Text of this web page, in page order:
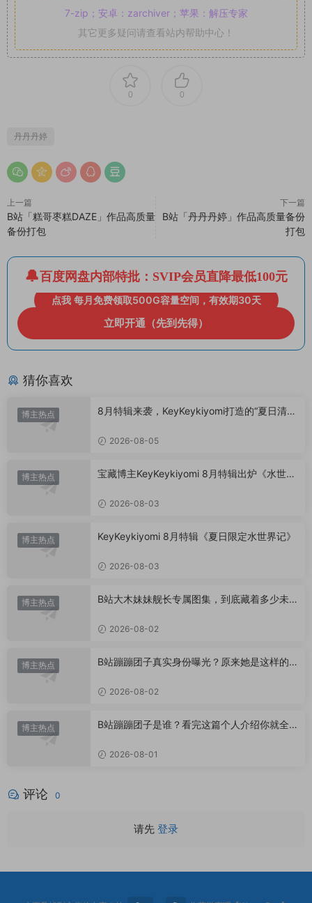
7-zip；安卓：zarchiver；苹果：解压专家
其它更多疑问请查看站内帮助中心！
0 0
丹丹丹婷
上一篇
B站「糕哥枣糕DAZE」作品高质量
备份打包
下一篇
B站「丹丹丹婷」作品高质量备份
打包
百度网盘内部特批：SVIP会员直降最低100元
点我 每月免费领取500G容量空间，有效期30天
立即开通（先到先得）
猜你喜欢
博主热点
8月特辑来袭，KeyKeykiyomi打造的“夏日清凉
2026-08-05
博主热点
宝藏博主KeyKeykiyomi 8月特辑出炉《水世界
2026-08-03
博主热点 KeyKeykiyomi 8月特辑《夏日限定水世界记》
2026-08-03
博主热点
B站大木妹妹舰长专属图集，到底藏着多少未
2026-08-02
博主热点
B站蹦蹦团子真实身份曝光？原来她是这样的U
2026-08-02
博主热点
B站蹦蹦团子是谁？看完这篇个人介绍你就全
2026-08-01
评论 0
请先 登录